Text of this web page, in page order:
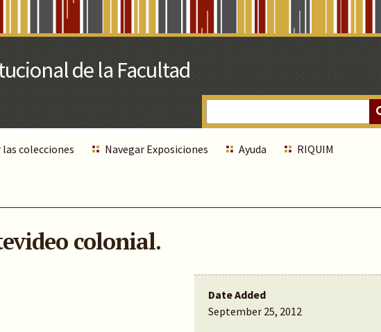
colecciones Navegar Exposiciones Ayuda RIQUIM
colonial.
Date Added
September 25, 2012